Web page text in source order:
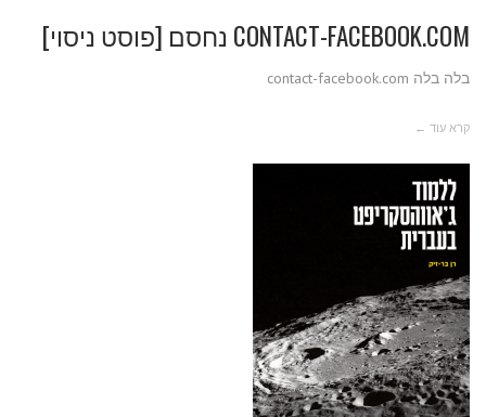
CONTACT-FACEBOOK.COM נחסם [פוסט ניסוי]
בלה בלה contact-facebook.com
קרא עוד ←